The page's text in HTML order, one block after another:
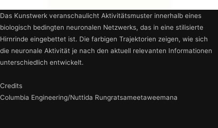
Das Kunstwerk veranschaulicht Aktivitätsmuster innerhalb eines
biologisch bedingten neuronalen Netzwerks, das in eine stilisierte
Hirnrinde eingebettet ist. Die farbigen Trajektorien zeigen, wie sich
die neuronale Aktivität je nach den aktuell relevanten Informationen
unterschiedlich entwickelt.
Credits
Columbia Engineering/Nuttida Rungratsameetaweemana